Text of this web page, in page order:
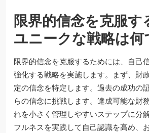
限界的信念を克服す
ユニークな戦略は何
限界的信念を克服するためには、自己
強化する戦略を実施します。まず、財
定の信念を特定します。過去の成功の
らの信念に挑戦します。達成可能な財
れを小さく管理しやすいステップに分
フルネスを実践して自己認識を高め、